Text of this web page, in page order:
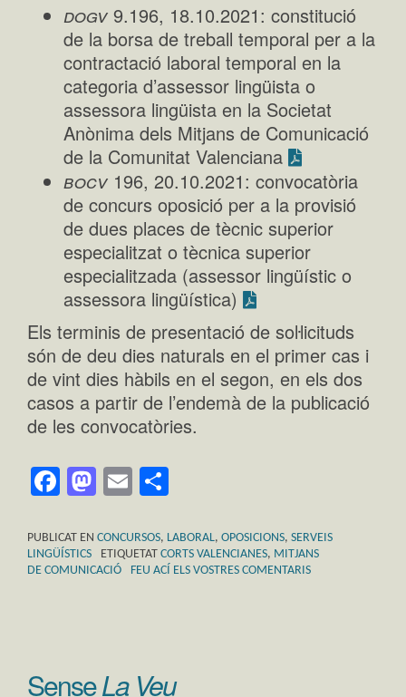
dogv 9.196, 18.10.2021: constitució
de la borsa de treball temporal per a la
contractació laboral temporal en la
categoria d’assessor lingüista o
assessora lingüista en la Societat
Anònima dels Mitjans de Comunicació
de la Comunitat Valenciana
bocv 196, 20.10.2021: convocatòria
de concurs oposició per a la provisió
de dues places de tècnic superior
especialitzat o tècnica superior
especialitzada (assessor lingüístic o
assessora lingüística)
Els terminis de presentació de soŀlicituds
són de deu dies naturals en el primer cas i
de vint dies hàbils en el segon, en els dos
casos a partir de l’endemà de la publicació
de les convocatòries.
Facebook
Mastodon
Email
PUBLICAT EN CONCURSOS, LABORAL, OPOSICIONS, SERVEIS
LINGÜÍSTICS
ETIQUETAT CORTS VALENCIANES, MITJANS
DE COMUNICACIÓ
FEU ACÍ ELS VOSTRES COMENTARIS
SenseLa Veu